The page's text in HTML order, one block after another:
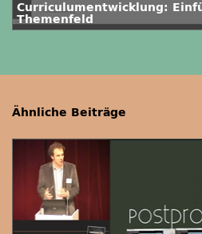
Curriculumentwicklung:
Themenfeld
Ähnliche Beiträge